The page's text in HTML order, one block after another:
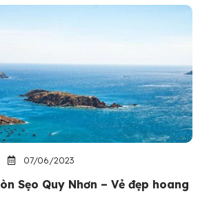
07/06/2023
Sẹo Quy Nhơn – Vẻ đẹp hoang